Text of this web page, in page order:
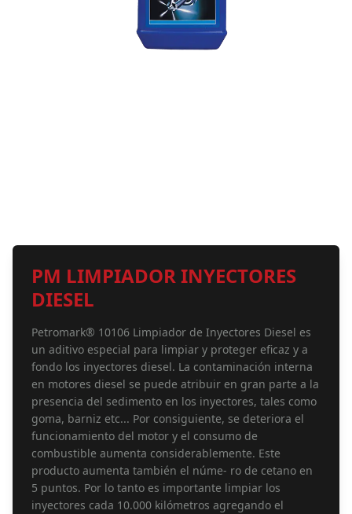
PM LIMPIADOR INYECTORES
DIESEL
Petromark® 10106 Limpiador de Inyectores Diesel es
un aditivo especial para limpiar y proteger eficaz y a
fondo los inyectores diesel. La contaminación interna
en motores diesel se puede atribuir en gran parte a la
presencia del sedimento en los inyectores, tales como
goma, barniz etc... Por consiguiente, se deteriora el
funcionamiento del motor y el consumo de
combustible aumenta considerablemente. Este
producto aumenta también el núme- ro de cetano en
5 puntos. Por lo tanto es importante limpiar los
inyectores cada 10.000 kilómetros agregando el